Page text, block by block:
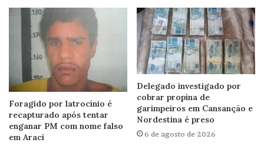
Foragido por latrocínio é
recapturado após tentar
enganar PM com nome falso
em Araci
Delegado investigado por
cobrar propina de
garimpeiros em Cansanção e
Nordestina é preso
6 de agosto de 2026